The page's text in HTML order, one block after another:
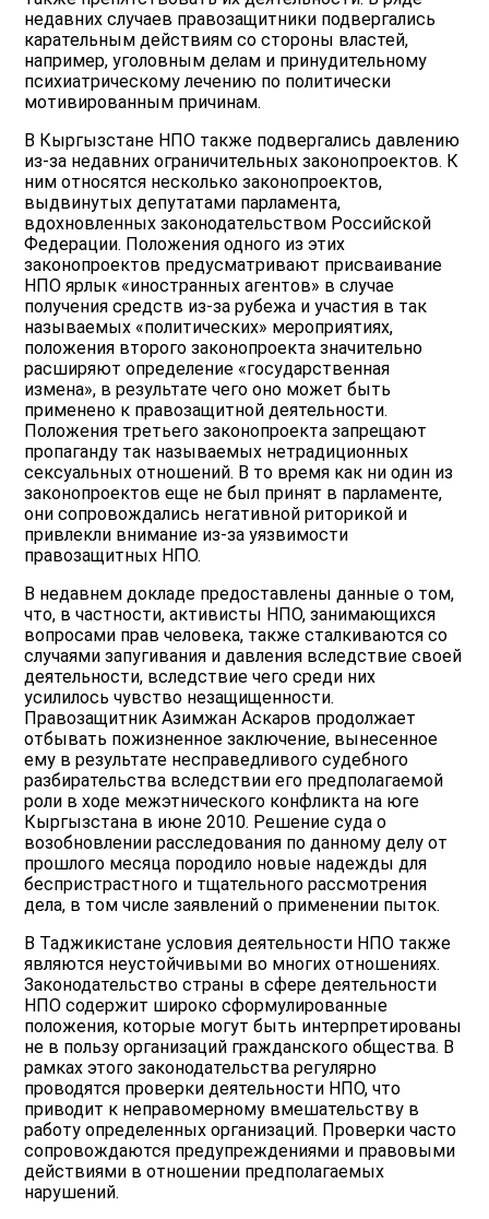
недавних случаев правозащитники подвергались
карательным действиям со стороны властей,
например, уголовным делам и принудительному
психиатрическому лечению по политически
мотивированным причинам.
В Кыргызстане НПО также подвергались давлению
из-за недавних ограничительных законопроектов. К
ним относятся несколько законопроектов,
выдвинутых депутатами парламента,
вдохновленных законодательством Российской
Федерации. Положения одного из этих
законопроектов предусматривают присваивание
НПО ярлык «иностранных агентов» в случае
получения средств из-за рубежа и участия в так
называемых «политических» мероприятиях,
положения второго законопроекта значительно
расширяют определение «государственная
измена», в результате чего оно может быть
применено к правозащитной деятельности.
Положения третьего законопроекта запрещают
пропаганду так называемых нетрадиционных
сексуальных отношений. В то время как ни один из
законопроектов еще не был принят в парламенте,
они сопровождались негативной риторикой и
привлекли внимание из-за уязвимости
правозащитных НПО.
В недавнем докладе предоставлены данные о том,
что, в частности, активисты НПО, занимающихся
вопросами прав человека, также сталкиваются со
случаями запугивания и давления вследствие своей
деятельности, вследствие чего среди них
усилилось чувство незащищенности.
Правозащитник Азимжан Аскаров продолжает
отбывать пожизненное заключение, вынесенное
ему в результате несправедливого судебного
разбирательства вследствии его предполагаемой
роли в ходе межэтнического конфликта на юге
Кыргызстана в июне 2010. Решение суда о
возобновлении расследования по данному делу от
прошлого месяца породило новые надежды для
беспристрастного и тщательного рассмотрения
дела, в том числе заявлений о применении пыток.
В Таджикистане условия деятельности НПО также
являются неустойчивыми во многих отношениях.
Законодательство страны в сфере деятельности
НПО содержит широко сформулированные
положения, которые могут быть интерпретированы
не в пользу организаций гражданского общества. В
рамках этого законодательства регулярно
проводятся проверки деятельности НПО, что
приводит к неправомерному вмешательству в
работу определенных организаций. Проверки часто
сопровождаются предупреждениями и правовыми
действиями в отношении предполагаемых
нарушений.